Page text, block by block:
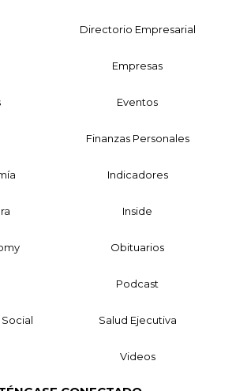
Directorio Empresarial
Empresas
Eventos
Finanzas Personales
Indicadores
Inside
Obituarios
Podcast
Salud Ejecutiva
Videos